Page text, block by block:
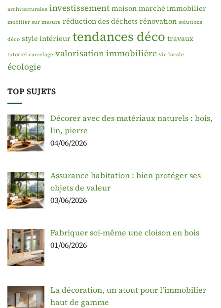
architecturales investissement maison marché immobilier
mobilier sur mesure réduction des déchets rénovation solutions
déco style intérieur tendances déco travaux
tutoriel carrelage valorisation immobilière vie locale
écologie
TOP SUJETS
Décorer avec des matériaux naturels : bois,
lin, pierre
04/06/2026
Assurance habitation : bien protéger ses
objets de valeur
03/06/2026
Fabriquer soi-même une cloison en bois
01/06/2026
La décoration, un atout pour l’immobilier
haut de gamme